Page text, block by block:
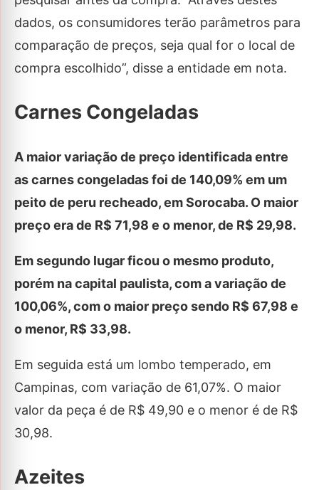
dados, os consumidores terão parâmetros para
comparação de preços, seja qual for o local de
compra escolhido”, disse a entidade em nota.
Carnes Congeladas
A maior variação de preço identificada entre
as carnes congeladas foi de 140,09% em um
peito de peru recheado, em Sorocaba. O maior
preço era de R$ 71,98 e o menor, de R$ 29,98.
Em segundo lugar ficou o mesmo produto,
porém na capital paulista, com a variação de
100,06%, com o maior preço sendo R$ 67,98 e
o menor, R$ 33,98.
Em seguida está um lombo temperado, em
Campinas, com variação de 61,07%. O maior
valor da peça é de R$ 49,90 e o menor é de R$
30,98.
Azeites